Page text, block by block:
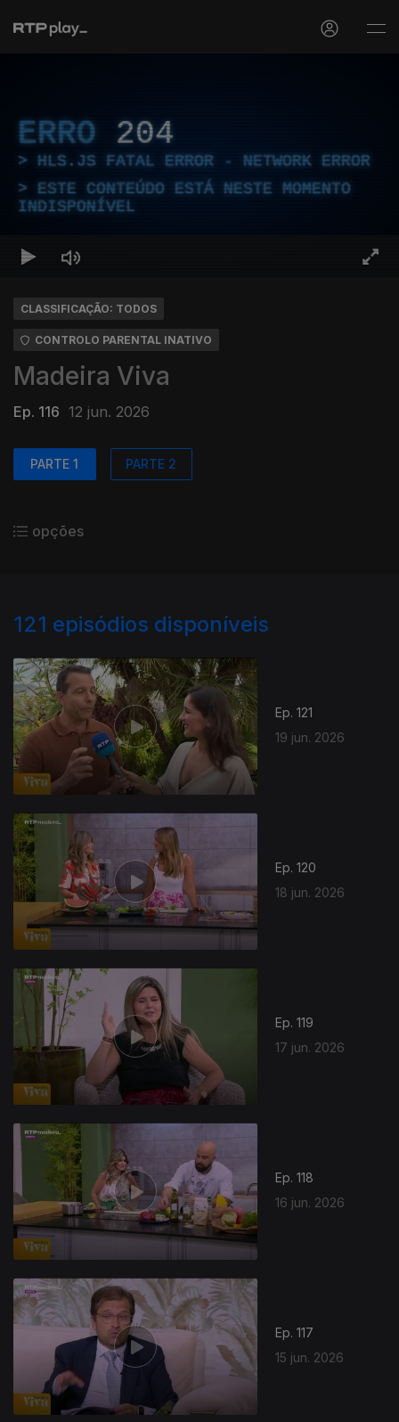
ERRO 204
HLS.JS FATAL ERROR - NETWORK ERROR
ESTE CONTEÚDO ESTÁ NESTE MOMENTO
INDISPONÍVEL
CLASSIFICAÇÃO: TODOS
CONTROLO PARENTAL INATIVO
Madeira Viva
Ep. 116 12 jun. 2026
PARTE 1 PARTE 2
opções
121 episódios disponíveis
Ep. 121
19 jun. 2026
Ep. 120
18 jun. 2026
Ep. 119
17 jun. 2026
Ep. 118
16 jun. 2026
Ep. 117
15 jun. 2026